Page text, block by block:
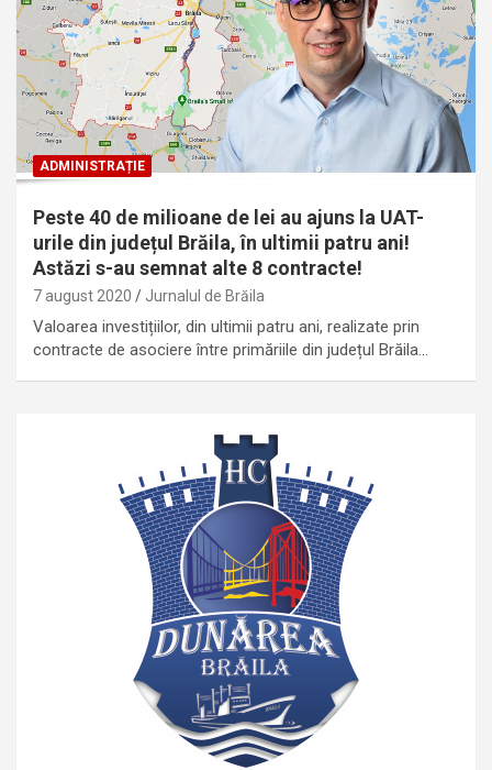
ADMINISTRAȚIE
Peste 40 de milioane de lei au ajuns la UAT-
urile din județul Brăila, în ultimii patru ani!
Astăzi s-au semnat alte 8 contracte!
7 august 2020 Jurnalul de Brăila
Valoarea investițiilor, din ultimii patru ani, realizate prin
contracte de asociere între primăriile din județul Brăila…